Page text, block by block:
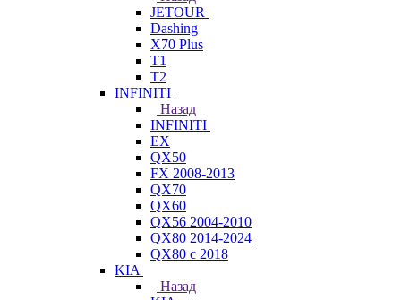
JETOUR
Dashing
X70 Plus
T1
T2
INFINITI
Назад
INFINITI
EX
QX50
FX 2008-2013
QX70
QX60
QX56 2004-2010
QX80 2014-2024
QX80 c 2018
KIA
Назад